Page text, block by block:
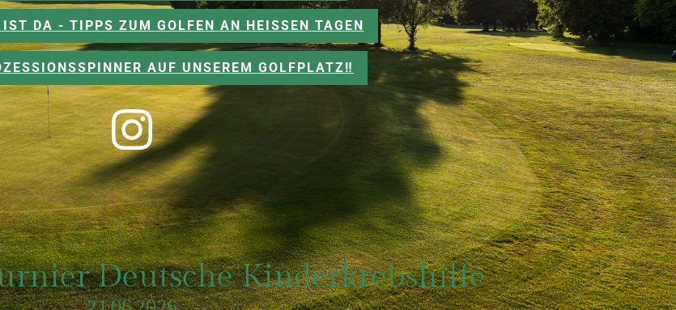
IST DA - TIPPS ZUM GOLFEN AN HEISSEN TAGEN
AUF UNSEREM GOLFPLATZ‼️
Deutsche Kinderkrebshilfe